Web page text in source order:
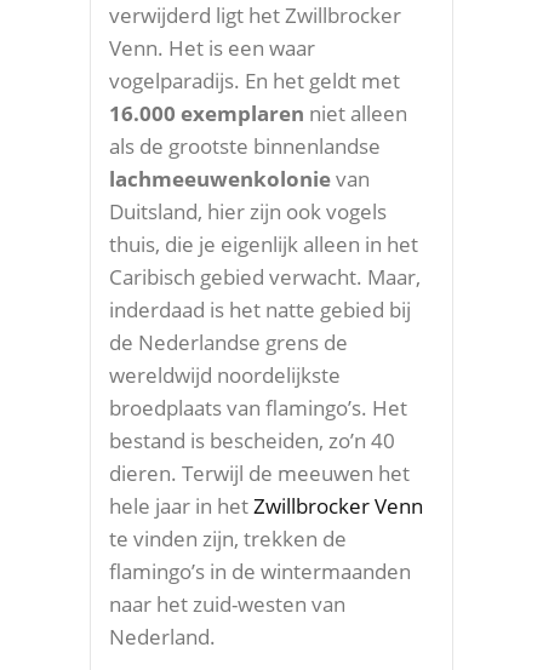
verwijderd ligt het Zwillbrocker
Venn. Het is een waar
vogelparadijs. En het geldt met
16.000 exemplaren niet alleen
als de grootste binnenlandse
lachmeeuwenkolonievan
Duitsland, hier zijn ook vogels
thuis, die je eigenlijk alleen in het
Caribisch gebied verwacht. Maar,
inderdaad is het natte gebied bij
de Nederlandse grens de
wereldwijd noordelijkste
broedplaats van flamingo’s. Het
bestand is bescheiden, zo’n 40
dieren. Terwijl de meeuwen het
hele jaar in hetZwillbrocker Venn
te vinden zijn, trekken de
flamingo’s in de wintermaanden
naar het zuid-westen van
Nederland.